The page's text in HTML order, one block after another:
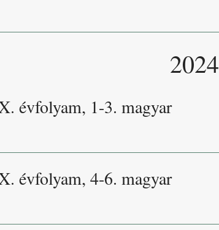
2024
évfolyam, 1-3. magyar
évfolyam, 4-6. magyar